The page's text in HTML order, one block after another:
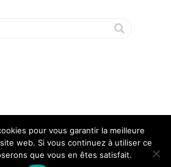
© minimaldog theme
pour vous garantir la meilleure
web. Si vous continuez à utiliser ce
que vous en êtes satisfait.